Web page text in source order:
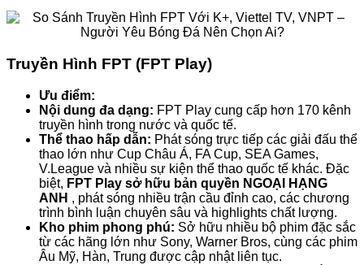
Truyền Hình FPT (FPT Play)
Ưu điểm:
Nội dung đa dạng: FPT Play cung cấp hơn 170 kênh
truyền hình trong nước và quốc tế.
Thể thao hấp dẫn: Phát sóng trực tiếp các giải đấu thể
thao lớn như Cup Châu Á, FA Cup, SEA Games,
V.League và nhiều sự kiện thể thao quốc tế khác. Đặc
biệt, FPT Play sở hữu bản quyền NGOẠI HẠNG
ANH , phát sóng nhiều trận cầu đỉnh cao, các chương
trình bình luận chuyên sâu và highlights chất lượng.
Kho phim phong phú: Sở hữu nhiều bộ phim đặc sắc
từ các hãng lớn như Sony, Warner Bros, cùng các phim
Âu Mỹ, Hàn, Trung được cập nhật liên tục.